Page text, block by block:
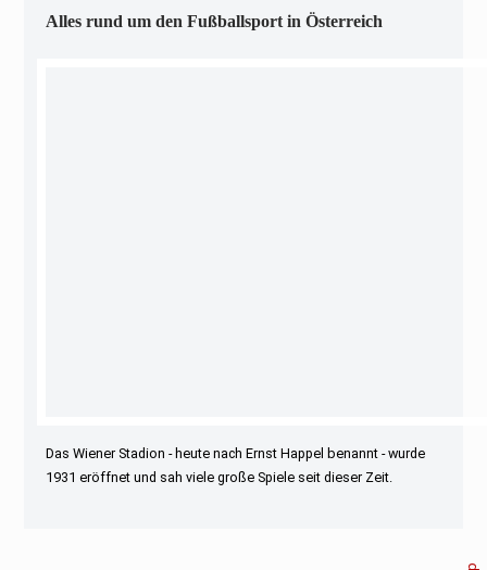
Alles rund um den Fußballsport in Österreich
Das Wiener Stadion - heute nach Ernst Happel benannt - wurde
1931 eröffnet und sah viele große Spiele seit dieser Zeit.